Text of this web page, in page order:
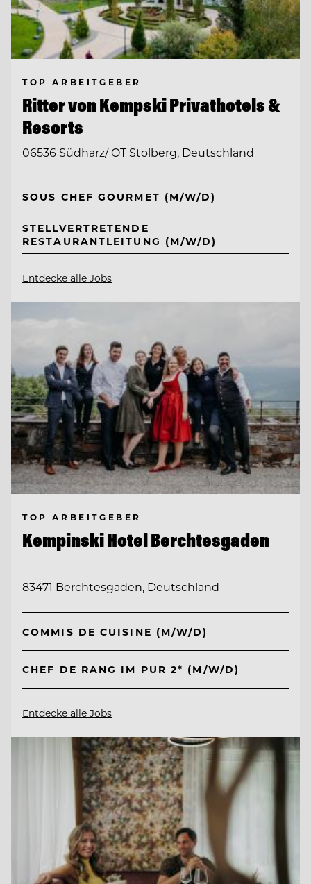
TOP ARBEITGEBER
Ritter von Kempski Privathotels &
Resorts
06536 Südharz/ OT Stolberg, Deutschland
SOUS CHEF GOURMET (M/W/D)
STELLVERTRETENDE
RESTAURANTLEITUNG (M/W/D)
Entdecke alle Jobs
TOP ARBEITGEBER
Kempinski Hotel Berchtesgaden
83471 Berchtesgaden, Deutschland
COMMIS DE CUISINE (M/W/D)
CHEF DE RANG IM PUR 2* (M/W/D)
Entdecke alle Jobs